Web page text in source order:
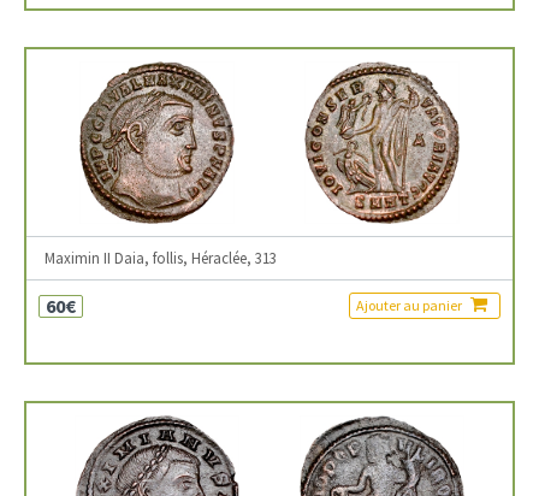
Maximin II Daia, follis, Héraclée, 313
60€ Ajouter au panier